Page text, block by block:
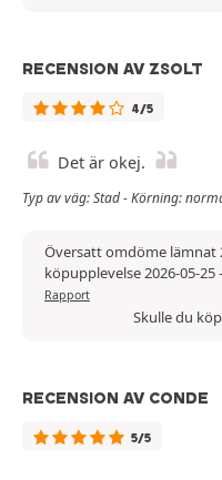
RECENSION AV ZSOLT
4/5
Det är okej.
Typ av väg: Stad - Körning:
Översatt omdöme lämnat
köpupplevelse 2026-05-25-
Rapport
Skulle du
RECENSION AV CONDE
5/5